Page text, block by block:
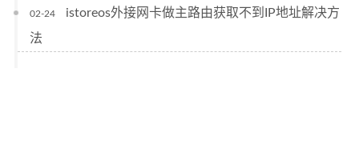
02-24
istoreos外接网卡做主路由获取不到IP地址解决方
法